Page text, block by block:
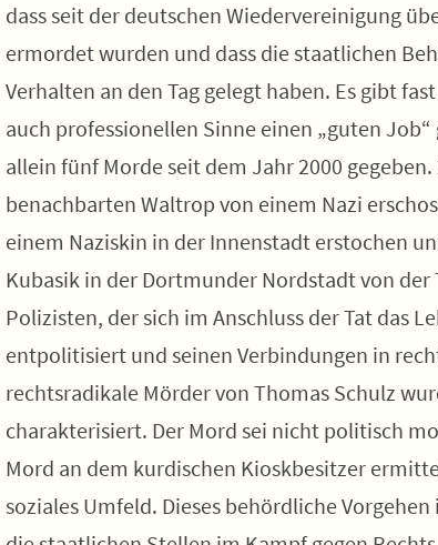
dass seit der deutschen Wiedervereinigung
ermordet wurden und dass die staatlichen
Verhalten an den Tag gelegt haben. Es gibt
auch professionellen Sinne einen „guten
allein fünf Morde seit dem Jahr 2000
benachbarten Waltrop von einem Nazi
einem Naziskin in der Innenstadt erstochen
Kubasik in der Dortmunder Nordstadt von
Polizisten, der sich im Anschluss der Tat das
entpolitisiert und seinen Verbindungen in
rechtsradikale Mörder von Thomas Schulz
charakterisiert. Der Mord sei nicht politisch
Mord an dem kurdischen Kioskbesitzer
soziales Umfeld. Dieses behördliche